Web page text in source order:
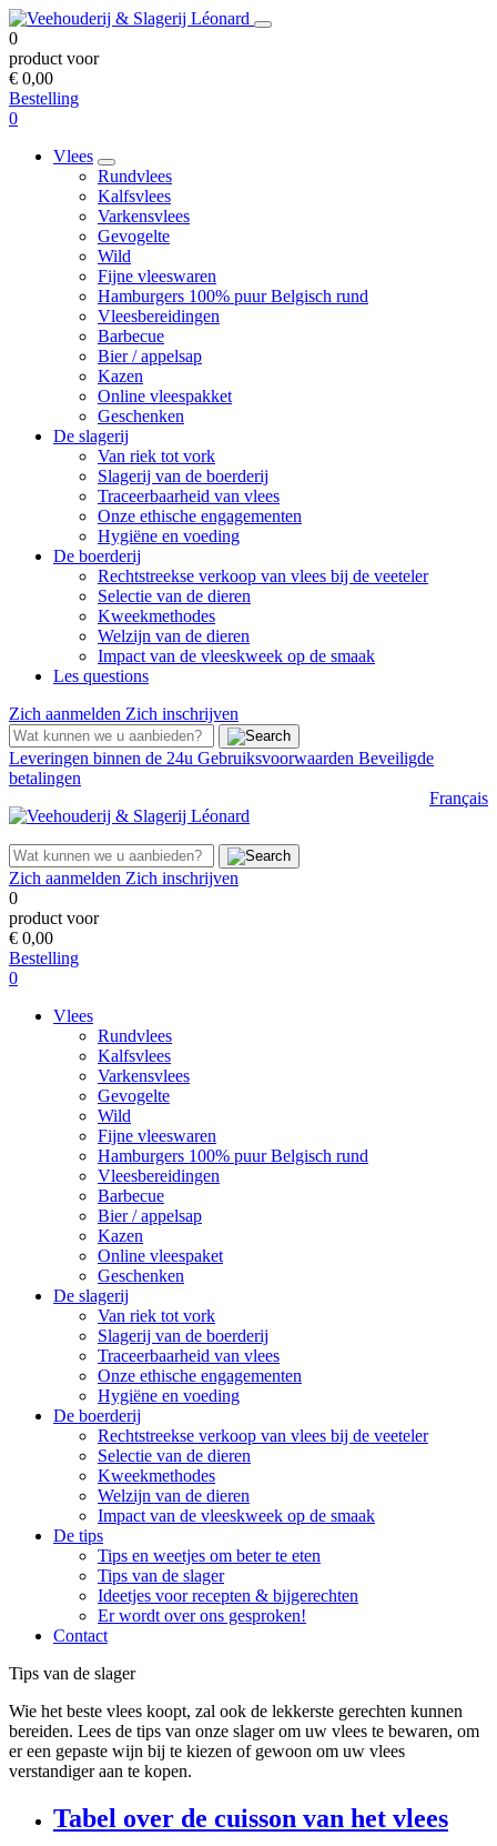
0
product voor
€ 0,00
Bestelling
0
Vlees
Rundvlees
Kalfsvlees
Varkensvlees
Gevogelte
Wild
Fijne vleeswaren
Hamburgers 100% puur Belgisch rund
Vleesbereidingen
Barbecue
Bier / appelsap
Kazen
Online vleespakket
Geschenken
De slagerij
Van riek tot vork
Slagerij van de boerderij
Traceerbaarheid van vlees
Onze ethische engagementen
Hygiëne en voeding
De boerderij
Rechtstreekse verkoop van vlees bij de veeteler
Selectie van de dieren
Kweekmethodes
Welzijn van de dieren
Impact van de vleeskweek op de smaak
Les questions
Zich aanmelden Zich inschrijven
Leveringen binnen de 24u Gebruiksvoorwaarden Beveiligde
betalingen
Français
Zich aanmelden Zich inschrijven
0
product voor
€ 0,00
Bestelling
0
Vlees
Rundvlees
Kalfsvlees
Varkensvlees
Gevogelte
Wild
Fijne vleeswaren
Hamburgers 100% puur Belgisch rund
Vleesbereidingen
Barbecue
Bier / appelsap
Kazen
Online vleespaket
Geschenken
De slagerij
Van riek tot vork
Slagerij van de boerderij
Traceerbaarheid van vlees
Onze ethische engagementen
Hygiëne en voeding
De boerderij
Rechtstreekse verkoop van vlees bij de veeteler
Selectie van de dieren
Kweekmethodes
Welzijn van de dieren
Impact van de vleeskweek op de smaak
De tips
Tips en weetjes om beter te eten
Tips van de slager
Ideetjes voor recepten & bijgerechten
Er wordt over ons gesproken!
Contact
Tips van de slager
Wie het beste vlees koopt, zal ook de lekkerste gerechten kunnen
bereiden. Lees de tips van onze slager om uw vlees te bewaren, om
er een gepaste wijn bij te kiezen of gewoon om uw vlees
verstandiger aan te kopen.
Tabel over de cuisson van het vlees